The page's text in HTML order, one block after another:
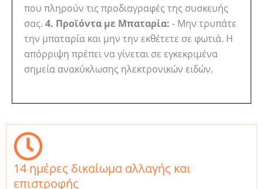
που πληρούν τις προδιαγραφές της συσκευής
σας. 4. Προϊόντα με Μπαταρία: - Μην τρυπάτε
την μπαταρία και μην την εκθέτετε σε φωτιά. Η
απόρριψη πρέπει να γίνεται σε εγκεκριμένα
σημεία ανακύκλωσης ηλεκτρονικών ειδών.
14 ημέρες δικαίωμα αλλαγής και
επιστροφής